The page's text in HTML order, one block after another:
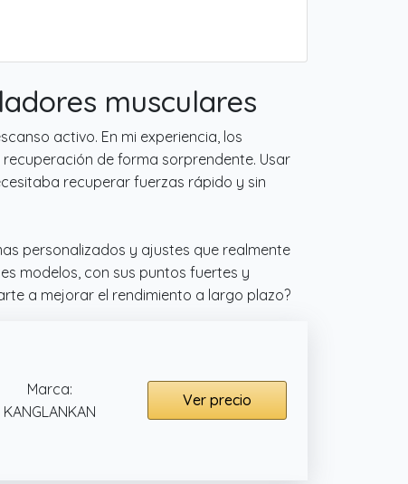
musculares
activo. En mi experiencia, los
de forma sorprendente. Usar
recuperar fuerzas rápido y sin
personalizados y ajustes que realmente
modelos, con sus puntos fuertes y
a mejorar el rendimiento a largo plazo?
Marca:
KANGLANKAN
Ver precio